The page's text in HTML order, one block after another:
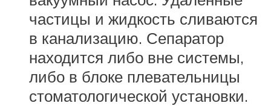
частицы и жидкость сливаются
в канализацию. Сепаратор
находится либо вне системы,
либо в блоке плевательницы
стоматологической установки.